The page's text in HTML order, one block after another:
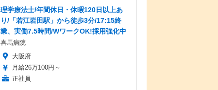
理学療法士/年間休日・休暇120日以上あ
り/「若江岩田駅」から徒歩3分/17:15終
業、実働7.5時間/WワークOK!採用強化中
喜馬病院
大阪府
月給26万100円～
正社員